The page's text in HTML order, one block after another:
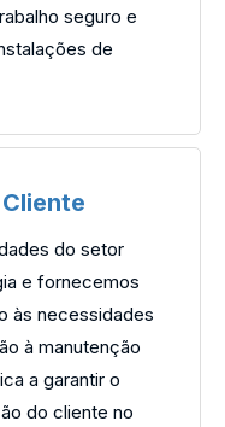
seguro e
de
do setor
e fornecemos
às necessidades
à manutenção
a garantir o
do cliente no